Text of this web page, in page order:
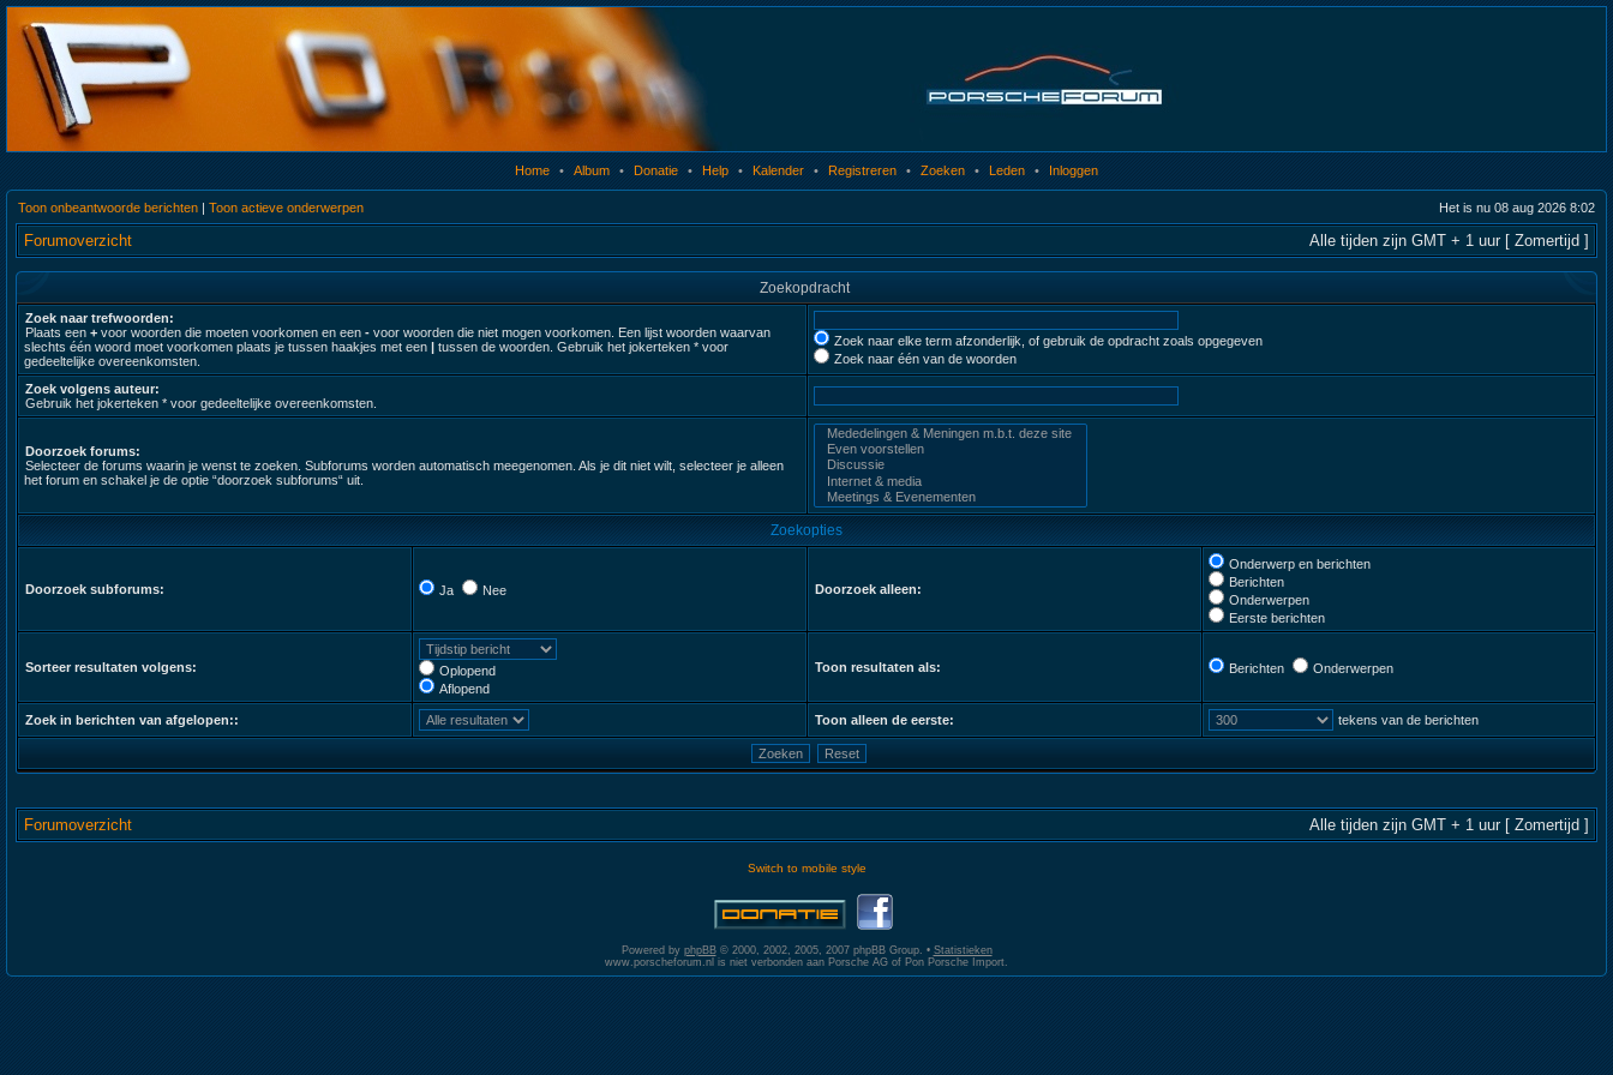
Home • Album • Donatie • Help • Kalender • Registreren • Zoeken • Leden • Inloggen
Toon onbeantwoorde berichten | Toon actieve onderwerpen Het is nu 08 aug 2026 8:02
Forumoverzicht Alle tijden zijn GMT + 1 uur [ Zomertijd ]
Zoekopdracht
Zoek naar trefwoorden:
Plaats een + voor woorden die moeten voorkomen en een - voor woorden die niet mogen voorkomen. Een lijst woorden waarvan
slechts één woord moet voorkomen plaats je tussen haakjes met een | tussen de woorden. Gebruik het jokerteken * voor
gedeeltelijke overeenkomsten.
Zoek naar elke term afzonderlijk, of gebruik de opdracht zoals opgegeven
Zoek naar één van de woorden
Zoek volgens auteur:
Gebruik het jokerteken * voor gedeeltelijke overeenkomsten.
Doorzoek forums:
Selecteer de forums waarin je wenst te zoeken. Subforums worden automatisch meegenomen. Als je dit niet wilt, selecteer je alleen
het forum en schakel je de optie “doorzoek subforums“ uit.
Zoekopties
Doorzoek subforums: Ja Nee Doorzoek alleen:
Onderwerp en berichten
Berichten
Onderwerpen
Eerste berichten
Sorteer resultaten volgens:
Oplopend
Aflopend
Toon resultaten als: Berichten Onderwerpen
Zoek in berichten van afgelopen:: Toon alleen de eerste: tekens van de berichten
Forumoverzicht Alle tijden zijn GMT + 1 uur [ Zomertijd ]
Switch to mobile style
Powered by phpBB© 2000, 2002, 2005, 2007 phpBB Group. • Statistieken
www.porscheforum.nl is niet verbonden aan Porsche AG of Pon Porsche Import.